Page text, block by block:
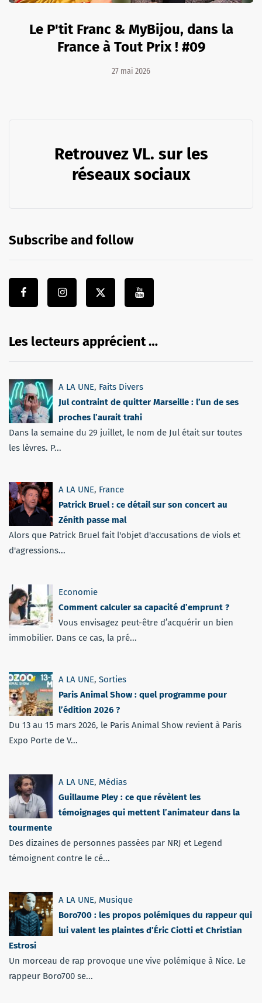
Le P'tit Franc & MyBijou, dans la
France à Tout Prix ! #09
27 mai 2026
Retrouvez VL. sur les
réseaux sociaux
Subscribe and follow
Les lecteurs apprécient …
A LA UNE, Faits Divers
Jul contraint de quitter Marseille : l’un de ses
proches l’aurait trahi
Dans la semaine du 29 juillet, le nom de Jul était sur toutes
les lèvres. P...
A LA UNE, France
Patrick Bruel : ce détail sur son concert au
Zénith passe mal
Alors que Patrick Bruel fait l'objet d'accusations de viols et
d'agressions...
Economie
Comment calculer sa capacité d’emprunt ?
Vous envisagez peut-être d’acquérir un bien
immobilier. Dans ce cas, la pré...
A LA UNE, Sorties
Paris Animal Show : quel programme pour
l’édition 2026 ?
Du 13 au 15 mars 2026, le Paris Animal Show revient à Paris
Expo Porte de V...
A LA UNE, Médias
Guillaume Pley : ce que révèlent les
témoignages qui mettent l’animateur dans la
tourmente
Des dizaines de personnes passées par NRJ et Legend
témoignent contre le cé...
A LA UNE, Musique
Boro700 : les propos polémiques du rappeur qui
lui valent les plaintes d’Éric Ciotti et Christian
Estrosi
Un morceau de rap provoque une vive polémique à Nice. Le
rappeur Boro700 se...